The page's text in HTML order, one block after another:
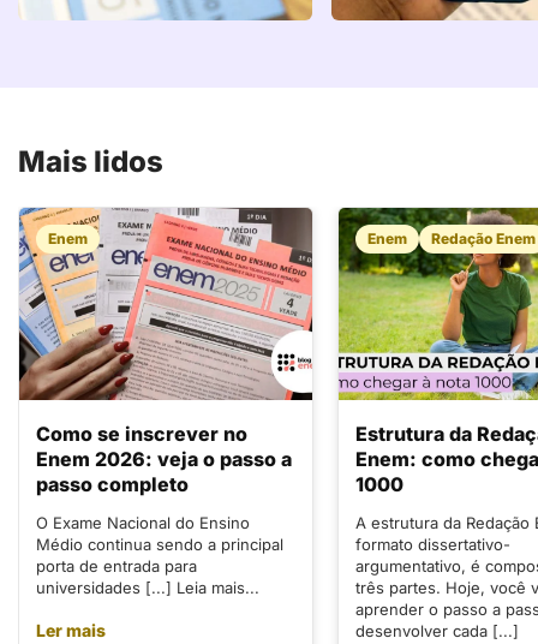
Mais lidos
Enem
Como se inscrever no
Enem 2026: veja o passo a
passo completo
O Exame Nacional do Ensino
Médio continua sendo a principal
porta de entrada para
universidades [...] Leia mais...
Ler mais
Enem Redação Enem
Estrutura da
Enem: como
1000
A estrutura da Redação
formato dissertativo-
argumentativo, é
três partes. Hoje, você
aprender o passo a
desenvolver cada [...]